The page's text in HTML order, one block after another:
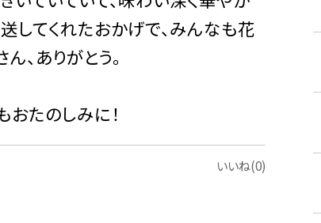
してくれたおかげで、みんなも花
、ありがとう。
たのしみに！
いいね(0)